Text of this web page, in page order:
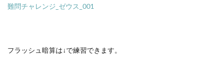
難問チャレンジ_ゼウス_001
フラッシュ暗算は↓で練習できます。